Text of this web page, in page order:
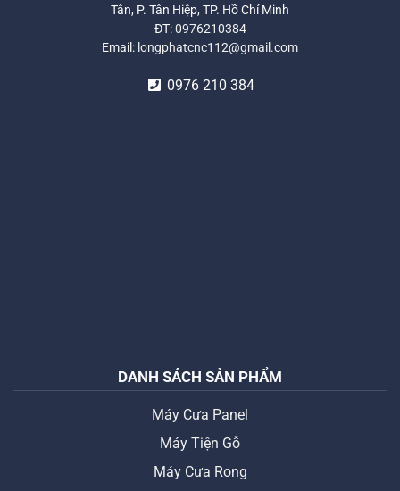
Tân, P. Tân Hiệp, TP. Hồ Chí Minh
ĐT:0976210384
Email: longphatcnc112@gmail.com
0976 210 384
DANH SÁCH SẢN PHẨM
Máy Cưa Panel
Máy Tiện Gỗ
Máy Cưa Rong